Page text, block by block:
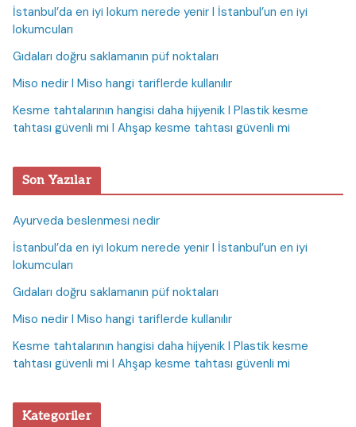
İstanbul’da en iyi lokum nerede yenir I İstanbul’un en iyi
lokumcuları
Gıdaları doğru saklamanın püf noktaları
Miso nedir I Miso hangi tariflerde kullanılır
Kesme tahtalarının hangisi daha hijyenik I Plastik kesme
tahtası güvenli mi I Ahşap kesme tahtası güvenli mi
Son Yazılar
Ayurveda beslenmesi nedir
İstanbul’da en iyi lokum nerede yenir I İstanbul’un en iyi
lokumcuları
Gıdaları doğru saklamanın püf noktaları
Miso nedir I Miso hangi tariflerde kullanılır
Kesme tahtalarının hangisi daha hijyenik I Plastik kesme
tahtası güvenli mi I Ahşap kesme tahtası güvenli mi
Kategoriler